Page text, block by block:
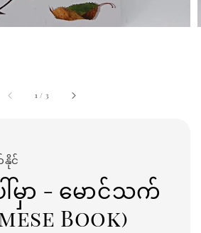
1 / 3
နိုင်
ါ်မှာ - မောင်သက်
Book)